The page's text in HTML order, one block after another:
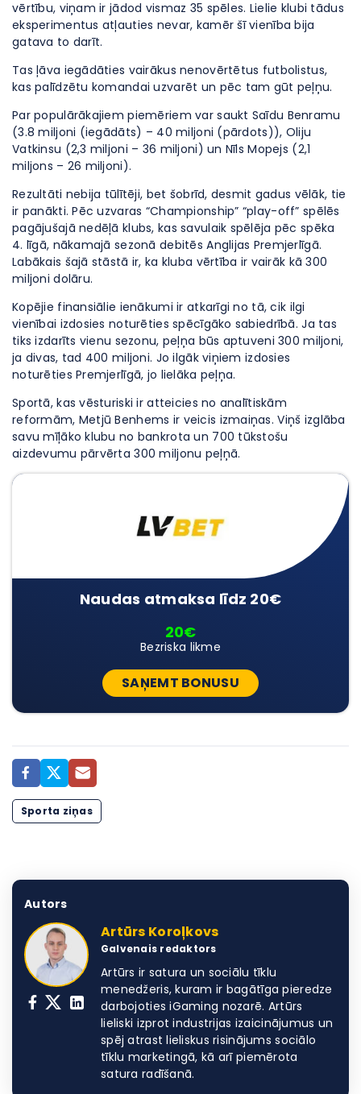
vērtību, viņam ir jādod vismaz 35 spēles. Lielie klubi tādus
eksperimentus atļauties nevar, kamēr šī vienība bija
gatava to darīt.
Tas ļāva iegādāties vairākus nenovērtētus futbolistus,
kas palīdzētu komandai uzvarēt un pēc tam gūt peļņu.
Par populārākajiem piemēriem var saukt Saīdu Benramu
(3.8 miljoni (iegādāts) – 40 miljoni (pārdots)), Oliju
Vatkinsu (2,3 miljoni – 36 miljoni) un Nīls Mopejs (2,1
miljons – 26 miljoni).
Rezultāti nebija tūlītēji, bet šobrīd, desmit gadus vēlāk, tie
ir panākti. Pēc uzvaras “Championship” “play-off” spēlēs
pagājušajā nedēļā klubs, kas savulaik spēlēja pēc spēka
4. līgā, nākamajā sezonā debitēs Anglijas Premjerlīgā.
Labākais šajā stāstā ir, ka kluba vērtība ir vairāk kā 300
miljoni dolāru.
Kopējie finansiālie ienākumi ir atkarīgi no tā, cik ilgi
vienībai izdosies noturēties spēcīgāko sabiedrībā. Ja tas
tiks izdarīts vienu sezonu, peļņa būs aptuveni 300 miljoni,
ja divas, tad 400 miljoni. Jo ilgāk viņiem izdosies
noturēties Premjerlīgā, jo lielāka peļņa.
Sportā, kas vēsturiski ir atteicies no analītiskām
reformām, Metjū Benhems ir veicis izmaiņas. Viņš izglāba
savu mīļāko klubu no bankrota un 700 tūkstošu
aizdevumu pārvērta 300 miljonu peļņā.
Naudas atmaksa līdz 20€
20€
Bezriska likme
SAŅEMT BONUSU
Sporta ziņas
Autors
Artūrs Koroļkovs
Galvenais redaktors
Artūrs ir satura un sociālu tīklu
menedžeris, kuram ir bagātīga pieredze
darbojoties iGaming nozarē. Artūrs
lieliski izprot industrijas izaicinājumus un
spēj atrast lieliskus risinājums sociālo
tīklu marketingā, kā arī piemērota
satura radīšanā.